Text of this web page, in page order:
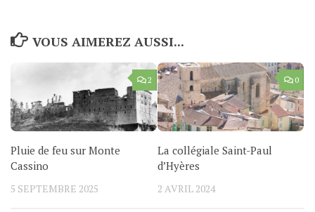
VOUS AIMEREZ AUSSI...
2
Pluie de feu sur Monte
Cassino
5 SEPTEMBRE 2025
0
La collégiale Saint-Paul
d’Hyères
2 AVRIL 2024